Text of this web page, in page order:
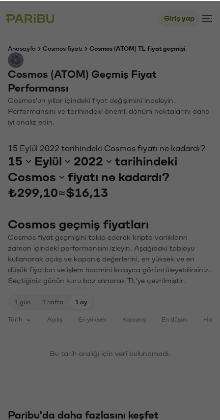
Giriş yap
Anasayfa Cosmos fiyatı Cosmos (ATOM) TL fiyat geçmişi
Cosmos (ATOM) Geçmiş Fiyat
Performansı
Cosmos'un yıllar içindeki fiyat değişimini inceleyin.
Performansını ve tarihindeki önemli dönüm noktalarını daha
iyi analiz edin.
15 Eylül 2022 tarihindeki Cosmos fiyatı ne kadardı?
15 Eylül 2022
tarihindeki
Cosmos
fiyatı ne kadardı?
₺299,10≈$16,13
Cosmos geçmiş fiyatları
Cosmos fiyat geçmişini takip ederek kripto varlıkların
zaman içindeki performansını izleyin. Aşağıdaki tabloyu
kullanarak açılış ve kapanış değerlerini, en yüksek ve en
düşük fiyatları ve işlem hacmini kolayca görüntüleyebilirsiniz.
Seçtiğiniz günün kuru baz alınarak TL'ye çevrilmiştir.
1 gün 1 hafta 1 ay
Tarih Açılış En yüksek Kapanış En düşük
Bu tarih aralığı için veri bulunamadı.
Paribu'da daha fazlasını keşfet